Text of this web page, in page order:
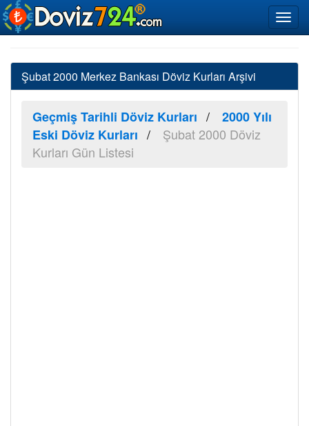
Şubat 2000 Merkez Bankası Döviz Kurları Arşivi
Geçmiş Tarihli Döviz Kurları
2000 Yılı
Eski Döviz Kurları
Şubat 2000 Döviz
Kurları Gün Listesi